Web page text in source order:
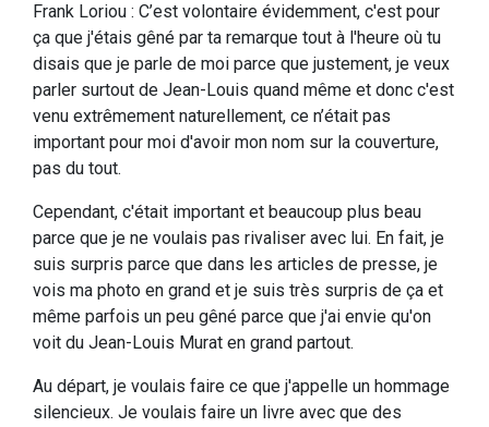
Frank Loriou : C’est volontaire évidemment, c'est pour
ça que j'étais gêné par ta remarque tout à l'heure où tu
disais que je parle de moi parce que justement, je veux
parler surtout de Jean-Louis quand même et donc c'est
venu extrêmement naturellement, ce n’était pas
important pour moi d'avoir mon nom sur la couverture,
pas du tout.
Cependant, c'était important et beaucoup plus beau
parce que je ne voulais pas rivaliser avec lui. En fait, je
suis surpris parce que dans les articles de presse, je
vois ma photo en grand et je suis très surpris de ça et
même parfois un peu gêné parce que j'ai envie qu'on
voit du Jean-Louis Murat en grand partout.
Au départ, je voulais faire ce que j'appelle un hommage
silencieux. Je voulais faire un livre avec que des